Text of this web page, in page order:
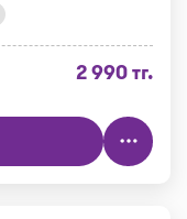
2 990 тг.